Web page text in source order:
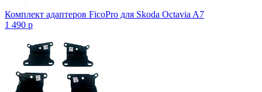
Комплект адаптеров FicoPro для Skoda Octavia A7
1 490 p